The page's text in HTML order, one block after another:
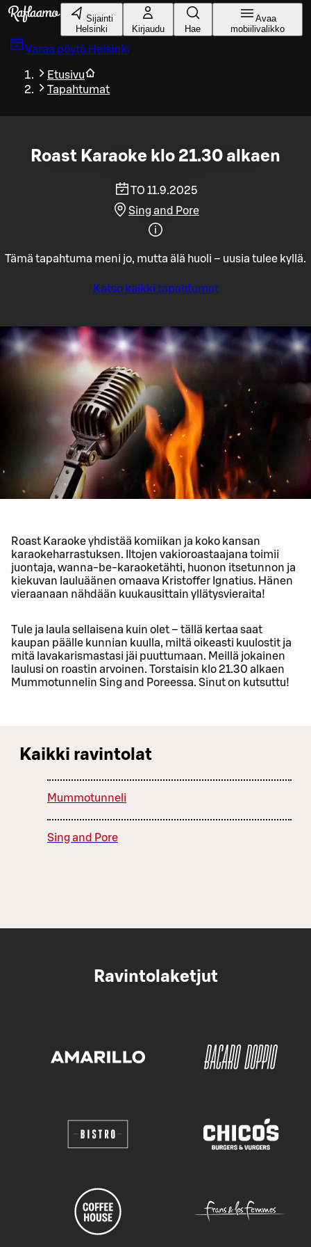
Siirry pääsisältöön
Sijainti
Helsinki
Kirjaudu Hae
Avaa
mobiilivalikko
Varaa pöytä Helsinki
Etusivu
Tapahtumat
Roast Karaoke klo 21.30 alkaen
TO 11.9.2025
Sing and Pore
Tämä tapahtuma meni jo, mutta älä huoli – uusia tulee kyllä.
Katso kaikki tapahtumat
Roast Karaoke yhdistää komiikan ja koko kansan
karaokeharrastuksen. Iltojen vakioroastaajana toimii
juontaja, wanna-be-karaoketähti, huonon itsetunnon ja
kiekuvan lauluäänen omaava Kristoffer Ignatius. Hänen
vieraanaan nähdään kuukausittain yllätysvieraita!
Tule ja laula sellaisena kuin olet – tällä kertaa saat
kaupan päälle kunnian kuulla, miltä oikeasti kuulostit ja
mitä lavakarismastasi jäi puuttumaan. Meillä jokainen
laulusi on roastin arvoinen. Torstaisin klo 21.30 alkaen
Mummotunnelin Sing and Poreessa. Sinut on kutsuttu!
Kaikki ravintolat
Mummotunneli
Sing and Pore
Ravintolaketjut